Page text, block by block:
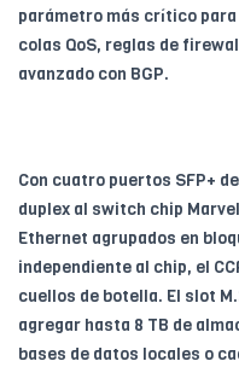
parámetro más crítico
colas QoS, reglas de
avanzado con BGP.
Con cuatro puertos SFP+
duplex al switch chip
Ethernet agrupados en
independiente al chip, el
cuellos de botella. El slot
agregar hasta 8 TB de
bases de datos locales o